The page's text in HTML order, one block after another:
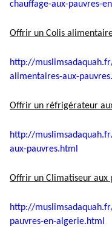
chauffage-aux-pauvres-
Offrir un Colis
http://
alimentaires-aux-
Offrir un réfrigérateur
http://
aux-pauvres.html
Offrir un Climatiseur aux
http://
pauvres-en-algerie.html